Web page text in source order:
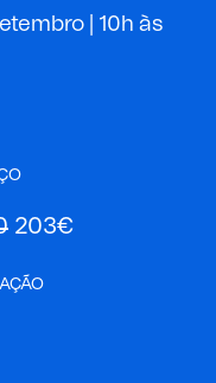
| 10h às
203€